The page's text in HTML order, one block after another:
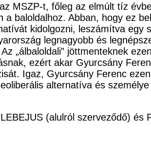
MSZP-t, főleg az elmúlt tíz
baloldalhoz. Abban, hogy ez
kidolgozni, leszámítva egy
legnagyobb és
„álbaloldali” jöttmenteknek
ezért akar Gyurcsány
Igaz, Gyurcsány Ferenc
alternatíva és
(alulról szerveződő) és